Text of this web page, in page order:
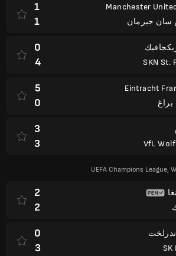
Manchester
سان جيرمان
1
1
SKN St.
0
4
Eintracht
براغ
5
0
VfL
3
3
UEFA Champions League,
2
2
SK
0
3